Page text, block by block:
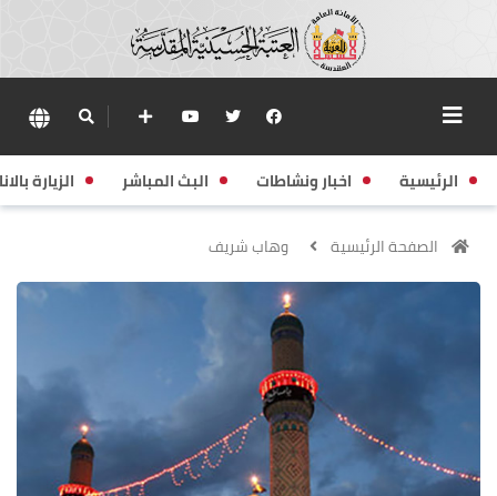
الرئيسية اخبار ونشاطات البث المباشر الزيارة
الصفحة الرئيسية وهاب شريف